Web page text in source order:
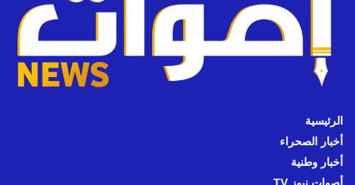
الرئيسية
أخبار الصحراء
أخبار وطنية